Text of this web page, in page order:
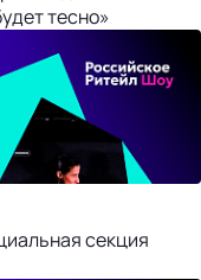
тесно»
секция